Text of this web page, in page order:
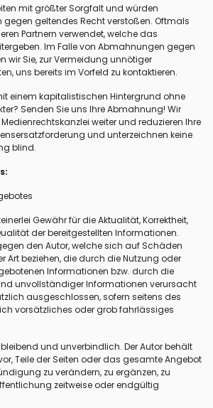
mit größter Sorgfalt und würden
geltendes Recht verstoßen. Oftmals
Partnern verwendet, welche das
Im Falle von Abmahnungen gegen
wir Sie, zur Vermeidung unnötiger
uns bereits im Vorfeld zu kontaktieren.
einem kapitalistischen Hintergrund ohne
Senden Sie uns Ihre Abmahnung! Wir
weiter und reduzieren Ihre
und unterzeichnen keine
blind.
Gewähr für die Aktualität, Korrektheit,
der bereitgestellten Informationen.
den Autor, welche sich auf Schäden
Art beziehen, die durch die Nutzung oder
Informationen bzw. durch die
unvollständiger Informationen verursacht
ausgeschlossen, sofern seitens des
vorsätzliches oder grob fahrlässiges
und unverbindlich. Der Autor behält
Teile der Seiten oder das gesamte Angebot
zu verändern, zu ergänzen, zu
zeitweise oder endgültig